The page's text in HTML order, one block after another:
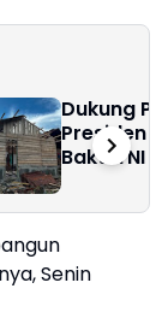
Dukung
Presiden
Bakti TNI
di Nias
Senin